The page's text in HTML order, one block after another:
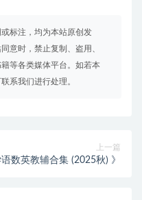
标注，均为本站原创发
意时，禁止复制、盗用、
等各类媒体平台。如若本
系我们进行处理。
上一篇
数英教辅合集 (2025秋) 》